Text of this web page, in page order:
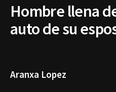
Hombre llena
auto de su
Aranxa Lopez